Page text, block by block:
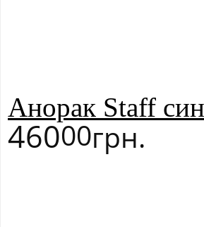
Анорак Staff
46000грн.